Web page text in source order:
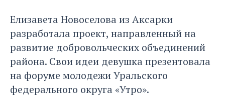
Елизавета Новоселова из Аксарки
разработала проект, направленный на
развитие добровольческих объединений
района. Свои идеи девушка презентовала
на форуме молодежи Уральского
федерального округа «Утро».